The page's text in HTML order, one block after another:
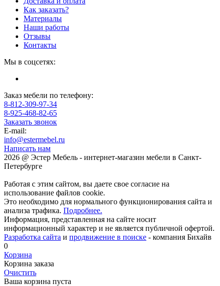
Как заказать?
Материалы
Наши работы
Отзывы
Контакты
Мы в соцсетях:
Заказ мебели по телефону:
8-812-309-97-34
8-925-468-82-65
Заказать звонок
E-mail:
info@estermebel.ru
Написать нам
2026 @ Эстер Мебель - интернет-магазин мебели в Санкт-
Петербурге
Работая с этим сайтом, вы даете свое согласие на
использование файлов cookie.
Это необходимо для нормального функционирования сайта и
анализа трафика. Подробнее.
Информация, представленная на сайте носит
информационный характер и не является публичной офертой.
Разработка сайта и продвижение в поиске - компания Бихайв
0
Корзина
Корзина заказа
Очистить
Ваша корзина пуста